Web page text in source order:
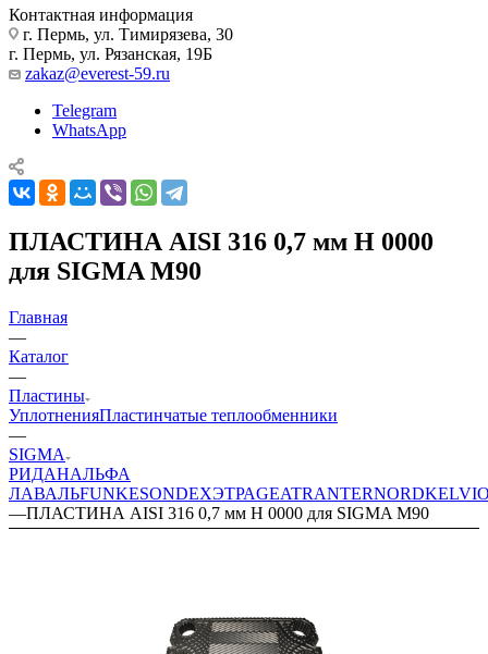
Контактная информация
г. Пермь, ул. Тимирязева, 30
г. Пермь, ул. Рязанская, 19Б
zakaz@everest-59.ru
Telegram
WhatsApp
ПЛАСТИНА AISI 316 0,7 мм H 0000
для SIGMA M90
Главная
—
Каталог
—
Пластины
УплотненияПластинчатые теплообменники
—
SIGMA
РИДАНАЛЬФА
ЛАВАЛЬFUNKESONDEXЭТРАGEATRANTERNORD
—ПЛАСТИНА AISI 316 0,7 мм H 0000 для SIGMA M90